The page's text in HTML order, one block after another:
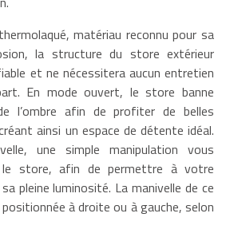
matériau reconnu pour sa
la structure du store extérieur
et ne nécessitera aucun entretien
En mode ouvert, le store banne
l’ombre afin de profiter de belles
ainsi un espace de détente idéal.
une simple manipulation vous
le store, afin de permettre à votre
pleine luminosité. La manivelle de ce
à droite ou à gauche, selon